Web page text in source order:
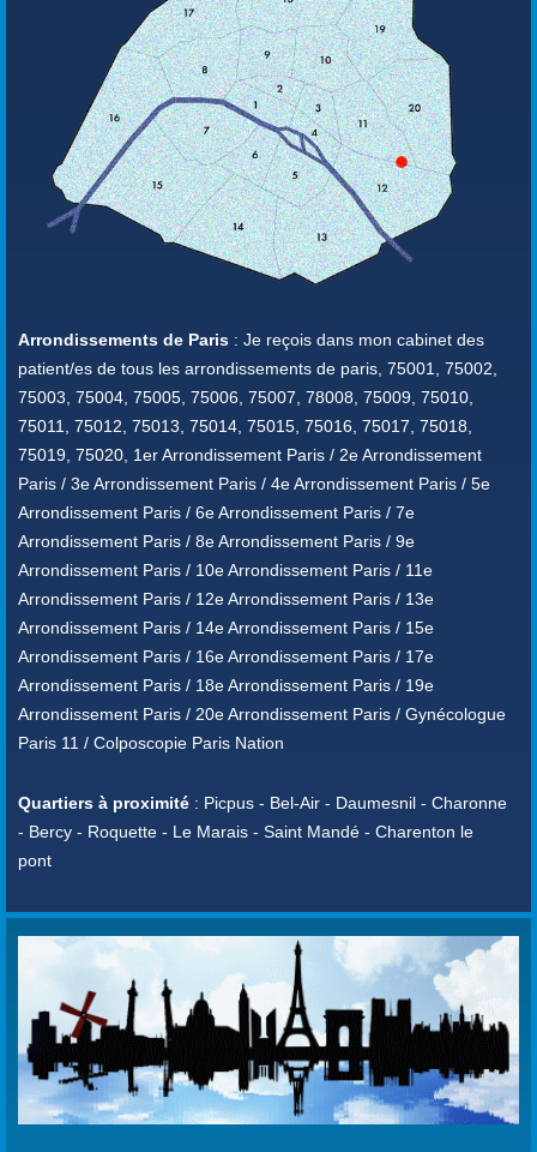
Arrondissements de Paris : Je reçois dans mon cabinet des
patient/es de tous les arrondissements de paris, 75001, 75002,
75003, 75004, 75005, 75006, 75007, 78008, 75009, 75010,
75011, 75012, 75013, 75014, 75015, 75016, 75017, 75018,
75019, 75020, 1er Arrondissement Paris / 2e Arrondissement
Paris / 3e Arrondissement Paris / 4e Arrondissement Paris / 5e
Arrondissement Paris / 6e Arrondissement Paris / 7e
Arrondissement Paris / 8e Arrondissement Paris / 9e
Arrondissement Paris / 10e Arrondissement Paris / 11e
Arrondissement Paris / 12e Arrondissement Paris / 13e
Arrondissement Paris / 14e Arrondissement Paris / 15e
Arrondissement Paris / 16e Arrondissement Paris / 17e
Arrondissement Paris / 18e Arrondissement Paris / 19e
Arrondissement Paris / 20e Arrondissement Paris / Gynécologue
Paris 11 / Colposcopie Paris Nation
Quartiers à proximité : Picpus - Bel-Air - Daumesnil - Charonne
- Bercy - Roquette - Le Marais - Saint Mandé - Charenton le
pont